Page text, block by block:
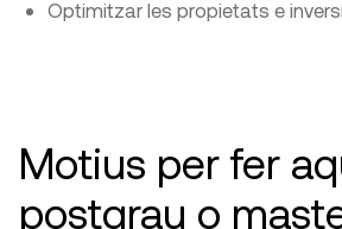
Optimitzar les propietats e
Motius per fer
postgrau